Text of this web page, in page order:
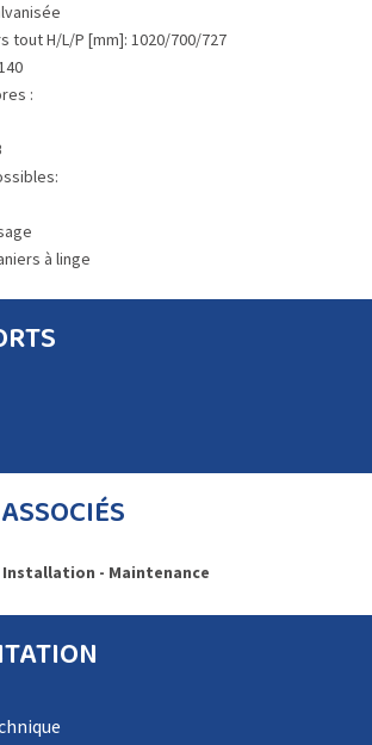
tout H/L/P [mm]: 1020/700/727
:
à linge
- Maintenance